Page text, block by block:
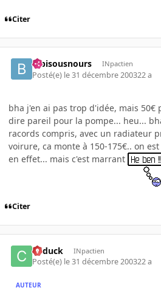
Citer
bibisousnours INpactien
Posté(e) le 31 décembre 200322 a
bha j'en ai pas trop d'idée, mais 50€
dire pareil pour la pompe... heu...
racords compris, avec un radiateur
voirure, ca monte à 150-175€.. on
en effet... mais c'est marrant
Citer
Cyduck INpactien
Posté(e) le 31 décembre 200322 a
AUTEUR